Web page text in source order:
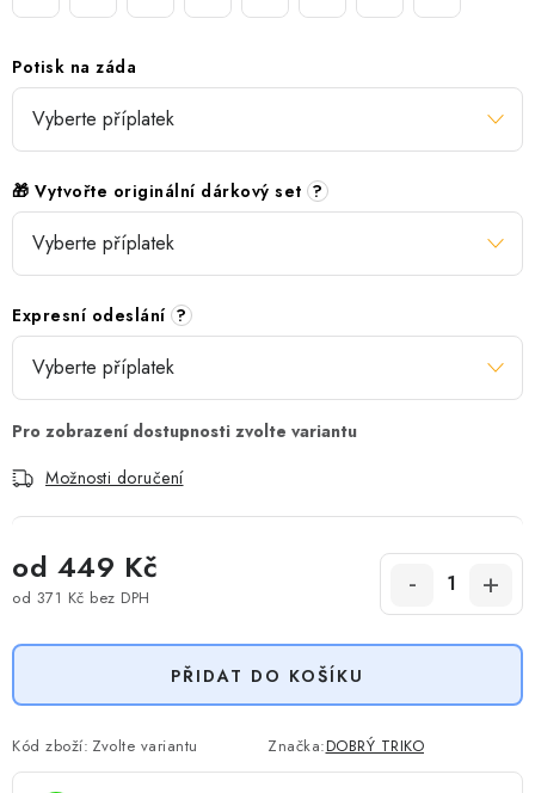
Potisk na záda
🎁 Vytvořte originální dárkový set ?
Expresní odeslání ?
Možnosti doručení
od 449 Kč
od 371 Kč bez DPH
PŘIDAT DO KOŠÍKU
Kód zboží: Zvolte variantu Značka:DOBRÝ TRIKO